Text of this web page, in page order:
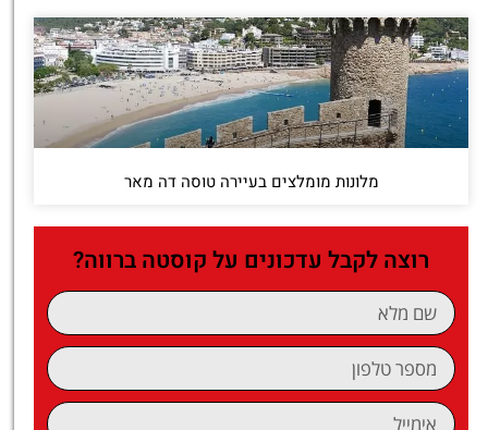
מלונות מומלצים בעיירה טוסה דה מאר
רוצה לקבל עדכונים על קוסטה ברווה?